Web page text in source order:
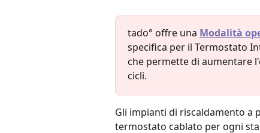
tado° offre una Modalità
specifica per il Termostato
che permette di aumentare
cicli.
Gli impianti di riscaldamento a
termostato cablato per ogni